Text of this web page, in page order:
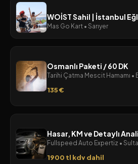
WOİST Sahil | İstanbul
Mas Go Kart • Sarıyer
Osmanlı Paketi / 60 DK
Tarihi Çatma Mescit Hamamı •
135 €
Hasar, KM ve Detaylı
Fullspeed Auto Expertiz •
1900 tl kdv dahil